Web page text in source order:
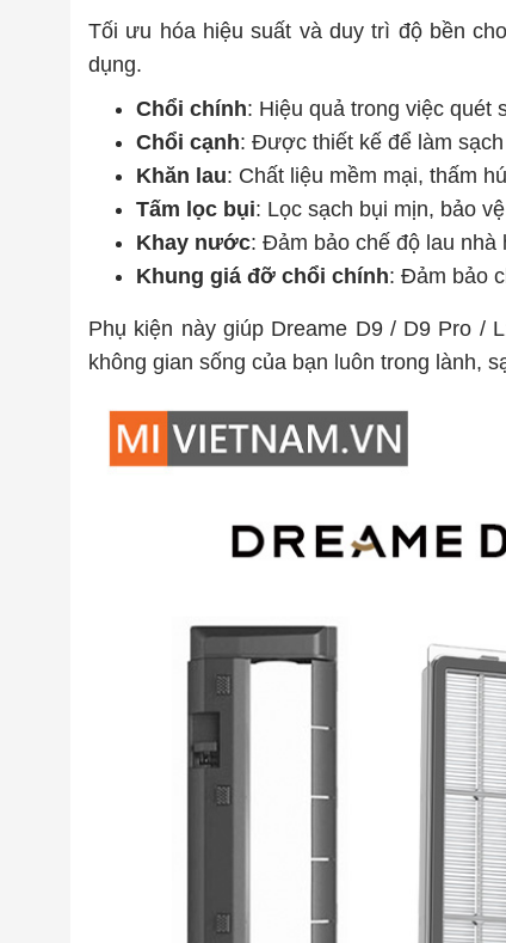
Tối ưu hóa hiệu suất và duy trì độ bền
dụng.
Chổi chính: Hiệu quả trong việc quét
Chổi cạnh: Được thiết kế để làm
Khăn lau: Chất liệu mềm mại, thấm
Tấm lọc bụi: Lọc sạch bụi mịn, bảo
Khay nước: Đảm bảo chế độ lau nhà
Khung giá đỡ chổi chính: Đảm bảo
Phụ kiện này giúp Dreame D9 / D9 Pro /
không gian sống của bạn luôn trong lành,